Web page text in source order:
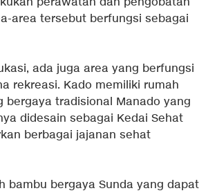
area tersebut berfungsi sebagai
ada juga area yang berfungsi
rekreasi. Kado memiliki rumah
bergaya tradisional Manado yang
didesain sebagai Kedai Sehat
berbagai jajanan sehat
bambu bergaya Sunda yang dapat